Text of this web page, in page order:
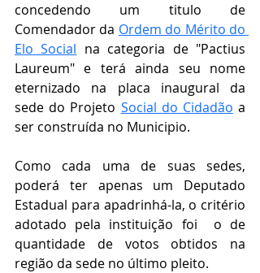
concedendo um titulo de
Comendador da Ordem do Mérito do
Elo Social na categoria de "Pactius
Laureum" e terá ainda seu nome
eternizado na placa inaugural da
sede do Projeto Social do Cidadão a
ser construída no Municipio.
Como cada uma de suas sedes,
poderá ter apenas um Deputado
Estadual para apadrinhá-la, o critério
adotado pela instituição foi  o de
quantidade de votos obtidos na
região da sede no último pleito.